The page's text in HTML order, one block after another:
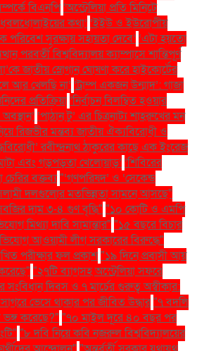
বিএনপি ‘অস্ট্রেলিয়া প্রতি মিনিটে
কথা’ ‘ইইউ ও ইউরোপীয়
পরিবেশ সুরক্ষায় সহায়তা দেবে’ ‘এটা হয়তো
পরবর্তী বিশ্ববিদ্যালয় ক্যাম্পাসে শান্তিপূর্ণ
জাতীয় স্লোগান ঘোষণা করে হাইকোর্টের
আর খেলছি না’ ‘ট্রাম্প একজন উন্মাদ’: গাজা
প্রতিক্রিয়া ‘নির্বাচন বিলম্বিত হওয়ার
‘পাঠান টু’ এর চিত্রনাট্য শাহরুখের মন
রিজভীর মন্তব্য জাতীয় ঐক্যবিরোধী ও
রবীন্দ্রনাথ ঠাকুরের কাছে এক ইংরেজ
এবং গড়পড়তা খেলোয়াড়’ ‘শিবিরের
চেরির বক্তব্য"‘গণপরিষদ’ ও ‘সেকেন্ড
দলগুলোর মতভিন্নতা সামনে আসছে"
দাম ৩-৪ গুণ বৃদ্ধি" "১০ কোটি ও এমপি
মিথ্যা দাবি সামান্তার" "১৫ বছরে বিচার
আওয়ামী লীগ সরকারের বিরুদ্ধে"
পরীক্ষার ফল প্রকাশ"১৯ দিনে প্রবাসী আয়
"২৭টি ব্যাগসহ অস্ট্রেলিয়া সফরে
সংবিধান দিবস ও ৭ মার্চের গুরুত্ব অস্বীকার:
ভেসে থাকার পর জীবিত উদ্ধার"৭ বদলি
ভঙ্গ করেছে?" "৭০ মাইল দূরে ৪০ বছর পর
"৮ দবি নিয়ে কবি নজরুল বিশ্ববিদ্যালয়ের